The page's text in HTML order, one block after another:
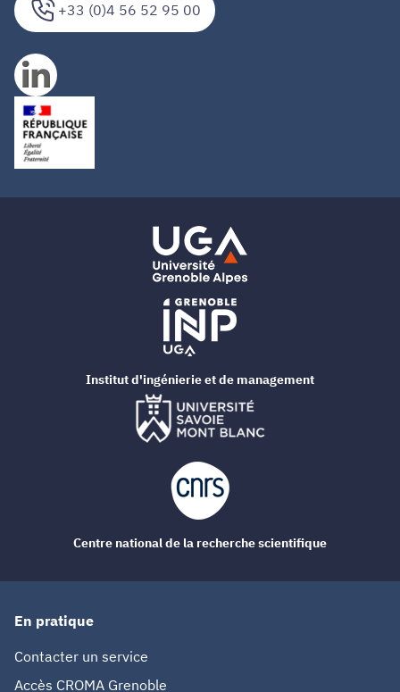
+33 (0)4 56 52 95 00
En pratique
Contacter un service
Accès CROMA Grenoble
Institut d'ingénierie et de management
Centre national de la recherche scientifique